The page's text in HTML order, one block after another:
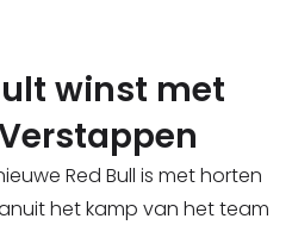
winst met
Red Bull is met horten
het kamp van het team